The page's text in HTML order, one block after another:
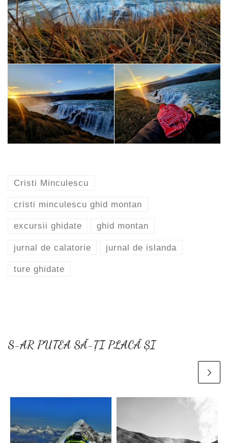
Cristi Minculescu
cristi minculescu ghid montan
excursii ghidate ghid montan
jurnal de calatorie jurnal de islanda
ture ghidate
S-AR PUTEA SĂ-ȚI PLACĂ ȘI